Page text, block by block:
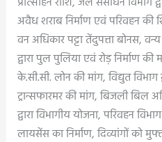
अवैध शराब निर्माण एवं परिवहन की
वन अधिकार पट्टा तेंदुपत्ता बोनस,
द्वारा पुल पुलिया एवं रोड़ निर्माण की
के.सी.सी. लोन की मांग, विद्युत विभाग
ट्रान्सफारमर की मांग, बिजली बिल
द्वारा विभागीय योजना, परिवहन
लायसेंस का निर्माण, दिव्यांगों को